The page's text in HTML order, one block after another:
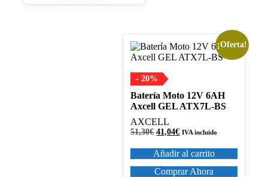
¡Oferta!
- 20%
Batería Moto 12V 6AH
Axcell GEL ATX7L-BS
AXCELL
51,30€ El
original
era:
51,30€.
41,04€El
actual
es:
41,04€.
IVA incluido
Añadir al carrito
Comprar Ahora